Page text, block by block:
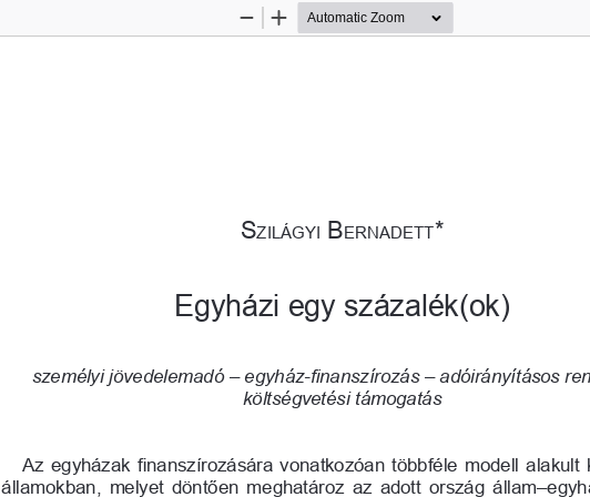
Zoom
Zoom
SziláGyi bernAdeTT*
egyházi egy százalék(ok)
személyi jövedelemadó – egyház-finanszírozás – adóirányításos
költségvetési támogatás
Az egyházak finanszírozására vonatkozóan többféle modell alakult
államokban, melyet döntően meghatároz az adott ország